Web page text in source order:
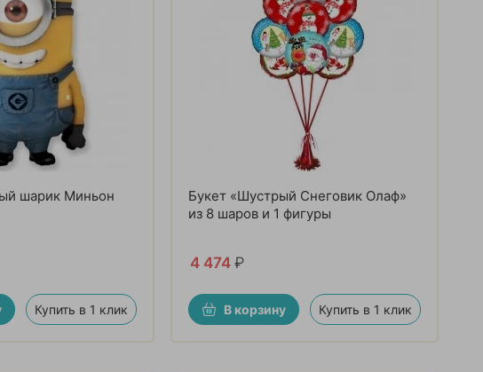
шарик Миньон
Купить в 1 клик
Букет «Шустрый Снеговик Олаф»
из 8 шаров и 1 фигуры
4 474 ₽
В корзину Купить в 1 клик